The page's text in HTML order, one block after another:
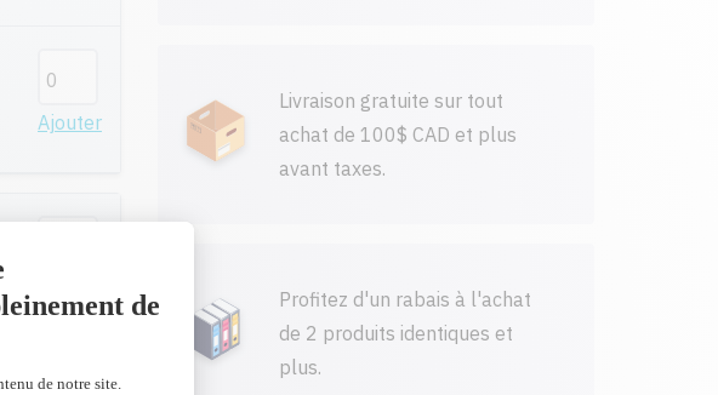
Ajouter
Livraison gratuite sur tout
achat de 100$ CAD et plus
avant taxes.
Profitez d'un rabais à l'achat
de 2 produits identiques et
plus.